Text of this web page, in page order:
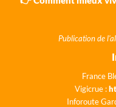
Publication de
France
Vigicrue :
Inforoute